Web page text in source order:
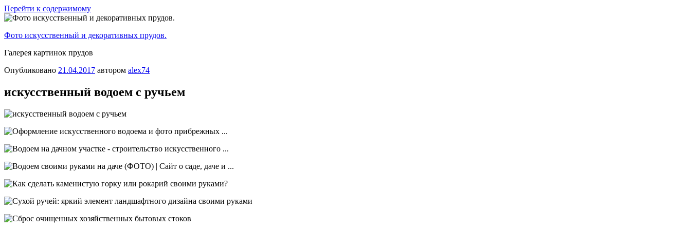
Перейти к содержимому
Фото искусственный и декоративных прудов.
Галерея картинок прудов
Опубликовано 21.04.2017 автором alex74
искусственный водоем с ручьем